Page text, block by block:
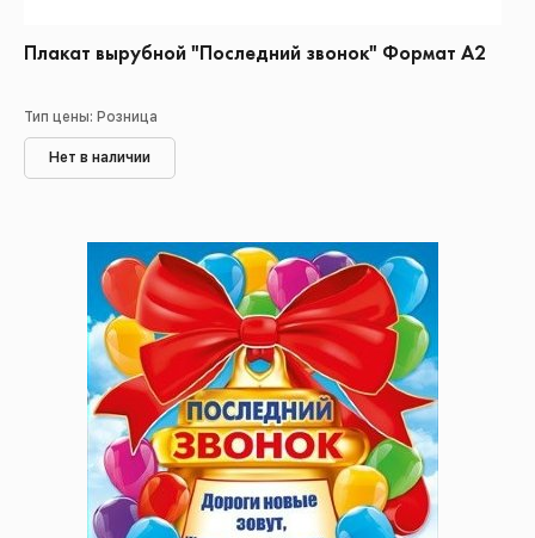
Плакат вырубной "Последний звонок" Формат А2
Тип цены: Розница
Нет в наличии